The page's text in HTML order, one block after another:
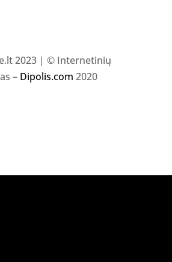
2023 | © Internetinių
– Dipolis.com 2020